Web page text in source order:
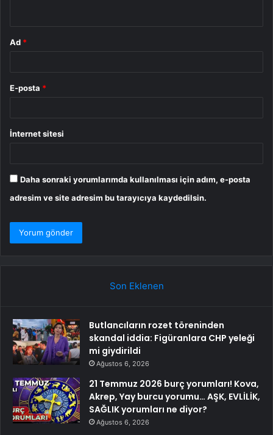
Ad *
E-posta *
İnternet sitesi
Daha sonraki yorumlarımda kullanılması için adım, e-posta
adresim ve site adresim bu tarayıcıya kaydedilsin.
Son Eklenen
Butlancıların rozet töreninden
skandal iddia: Figüranlara CHP yeleği
mi giydirildi
Ağustos 6, 2026
21 Temmuz 2026 burç yorumları! Kova,
Akrep, Yay burcu yorumu… AŞK, EVLİLİK,
SAĞLIK yorumları ne diyor?
Ağustos 6, 2026